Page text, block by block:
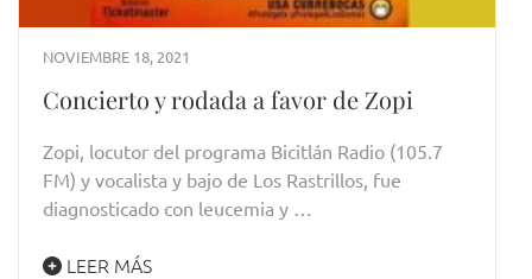
NOVIEMBRE 18, 2021
Concierto y rodada a favor de Zopi
Zopi, locutor del programa Bicitlán Radio (105.7
FM) y vocalista y bajo de Los Rastrillos, fue
diagnosticado con leucemia y …
LEER MÁS